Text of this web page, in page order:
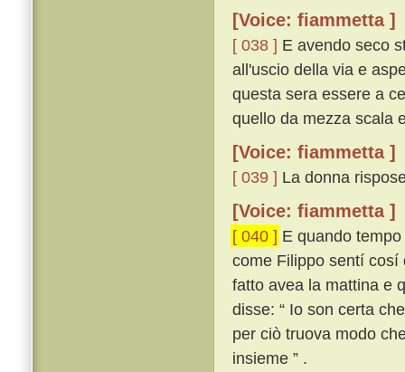
[Voice: fiammetta ]
[ 038 ] E avendo seco
all'uscio della via e
questa sera essere a
quello da mezza scala
[Voice: fiammetta ]
[ 039 ] La donna
[Voice: fiammetta ]
[ 040 ] E quando
come Filippo sentí cosí
fatto avea la mattina e
disse: “ Io son certa
per ciò truova modo
insieme ” .